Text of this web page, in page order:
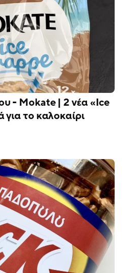
- Mokate | 2 νέα «Ice
για το καλοκαίρι